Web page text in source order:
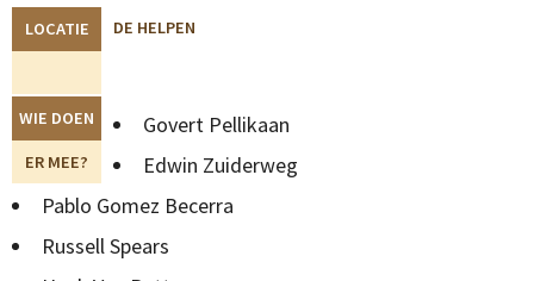
LOCATIE DE HELPEN
WIE DOEN
ER MEE?
Govert Pellikaan
Edwin Zuiderweg
Pablo Gomez Becerra
Russell Spears